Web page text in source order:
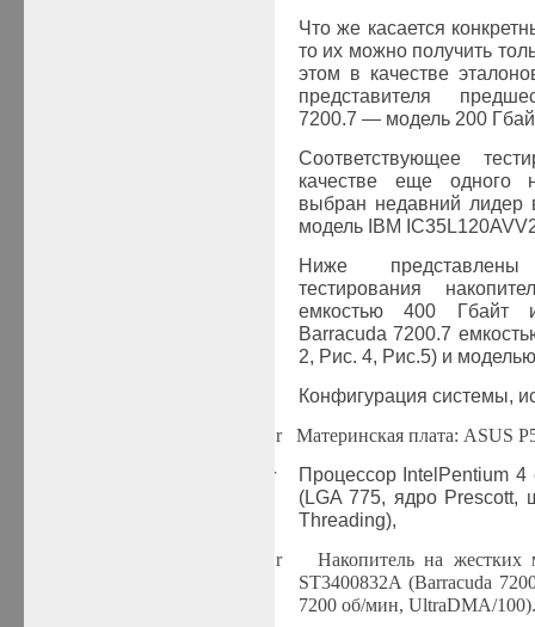
Что же касается
то их можно получить
этом в качестве
представителя
7200.7 — модель 200
Соответствующее
качестве еще одного
выбран недавний лидер
модель IBM IC35L120AVV
Ниже представлены
тестирования
емкостью 400 Гбайт
Barracuda 7200.7
2, Рис. 4, Рис.5) и
Конфигурация системы,
r
Материнская плата: ASUS
r
Процессор Intel Pentium 4
(LGA775, ядро Prescott,
Threading),
r
Накопитель на
ST3400832A (Barracuda
7200 об/мин, UltraDMA/100).